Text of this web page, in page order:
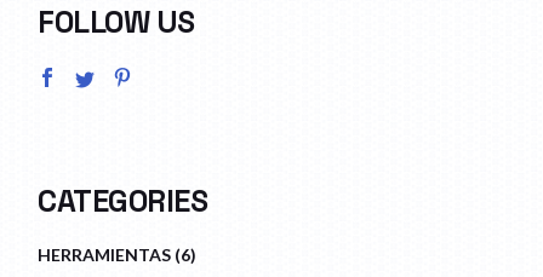
FOLLOW US
CATEGORIES
HERRAMIENTAS 66
PRODUCTS